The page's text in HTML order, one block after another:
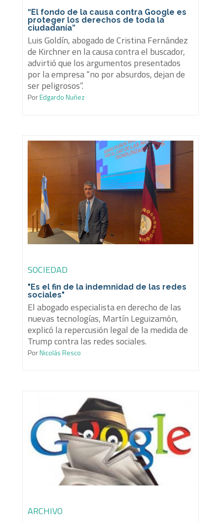
“El fondo de la causa contra Google es
proteger los derechos de toda la
ciudadanía”
Luis Goldín, abogado de Cristina Fernández
de Kirchner en la causa contra el buscador,
advirtió que los argumentos presentados
por la empresa “no por absurdos, dejan de
ser peligrosos”.
PorEdgardo Nuñez
SOCIEDAD
"Es el fin de la indemnidad de las redes
sociales"
El abogado especialista en derecho de las
nuevas tecnologías, Martín Leguizamón,
explicó la repercusión legal de la medida de
Trump contra las redes sociales.
PorNicolás Resco
ARCHIVO